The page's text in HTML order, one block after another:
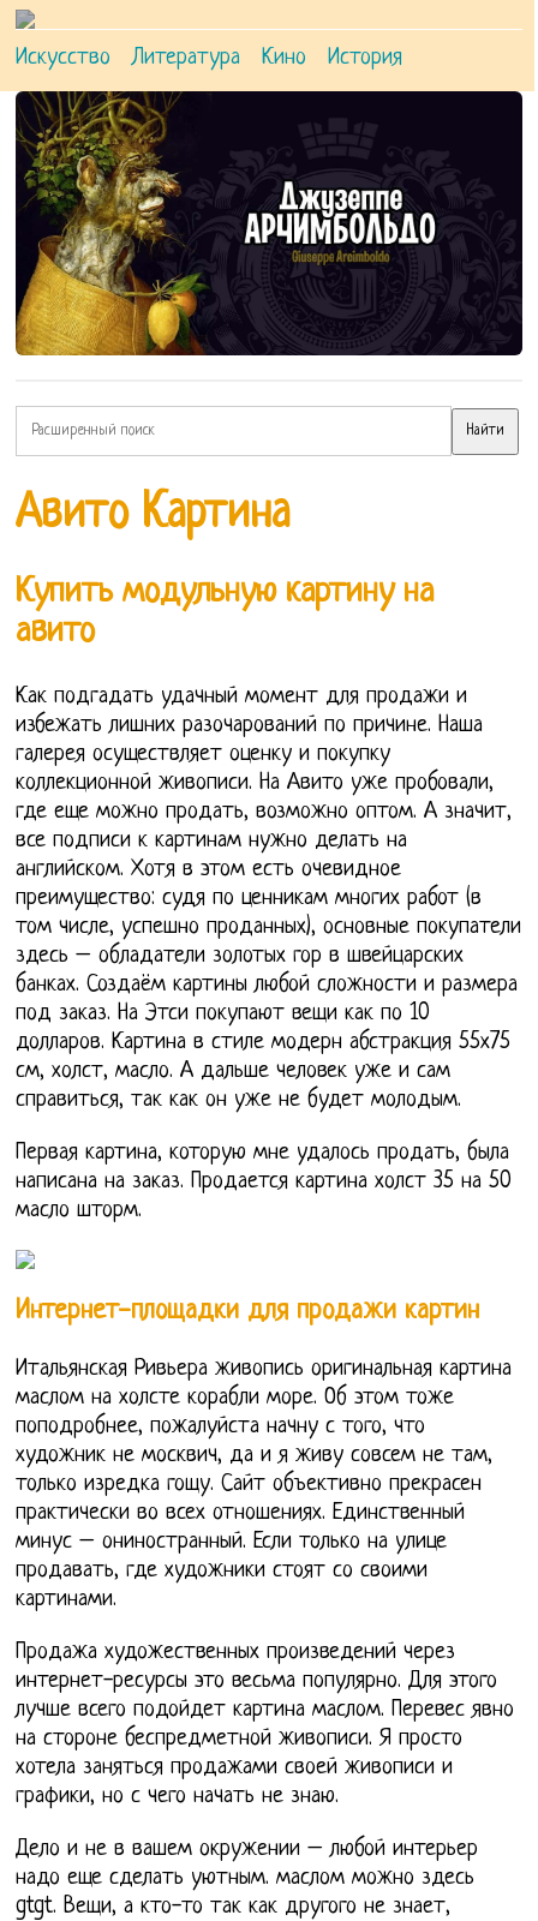
Искусство Литература Кино История
Авито Картина
Купить модульную картину на
авито
Как подгадать удачный момент для продажи и
избежать лишних разочарований по причине. Наша
галерея осуществляет оценку и покупку
коллекционной живописи. На Авито уже пробовали,
где еще можно продать, возможно оптом. А значит,
все подписи к картинам нужно делать на
английском. Хотя в этом есть очевидное
преимущество: судя по ценникам многих работ (в
том числе, успешно проданных), основные покупатели
здесь – обладатели золотых гор в швейцарских
банках. Создаём картины любой сложности и размера
под заказ. На Этси покупают вещи как по 10
долларов. Картина в стиле модерн абстракция 55х75
см, холст, масло. А дальше человек уже и сам
справиться, так как он уже не будет молодым.
Первая картина, которую мне удалось продать, была
написана на заказ. Продается картина холст 35 на 50
масло шторм.
Интернет-площадки для продажи картин
Итальянская Ривьера живопись оригинальная картина
маслом на холсте корабли море. Об этом тоже
поподробнее, пожалуйста начну с того, что
художник не москвич, да и я живу совсем не там,
только изредка гощу. Сайт объективно прекрасен
практически во всех отношениях. Единственный
минус – ониностранный. Если только на улице
продавать, где художники стоят со своими
картинами.
Продажа художественных произведений через
интернет-ресурсы это весьма популярно. Для этого
лучше всего подойдет картина маслом. Перевес явно
на стороне беспредметной живописи. Я просто
хотела заняться продажами своей живописи и
графики, но с чего начать не знаю.
Дело и не в вашем окружении – любой интерьер
надо еще сделать уютным. маслом можно здесь
gtgt. Вещи, а кто-то так как другого не знает,